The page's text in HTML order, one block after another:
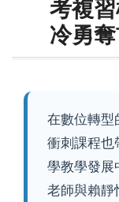
考複
冷勇
在數位轉型
衝刺課程也
學教學發展
老師與賴靜